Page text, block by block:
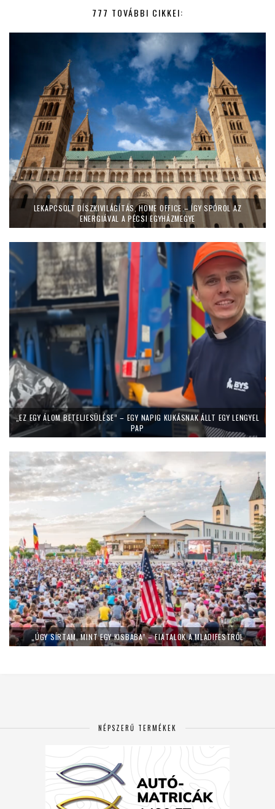
777 TOVÁBBI CIKKEI:
LEKAPCSOLT DÍSZKIVILÁGÍTÁS, HOME OFFICE – ÍGY SPÓROL AZ
ENERGIÁVAL A PÉCSI EGYHÁZMEGYE
„EZ EGY ÁLOM BETELJESÜLÉSE” – EGY NAPIG KUKÁSNAK ÁLLT EGY LENGYEL
PAP
„ÚGY SÍRTAM, MINT EGY KISBABA” – FIATALOK A MLADIFESTRŐL
NÉPSZERŰ TERMÉKEK